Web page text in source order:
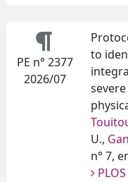
PE n° 2377
2026/07
to
U.,
n° 7,